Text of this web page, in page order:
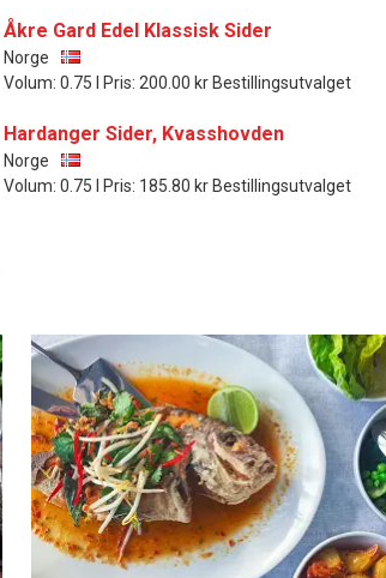
Åkre Gard Edel Klassisk Sider
Norge
Volum: 0.75 l Pris: 200.00 kr Bestillingsutvalget
Hardanger Sider, Kvasshovden
Norge
Volum: 0.75 l Pris: 185.80 kr Bestillingsutvalget